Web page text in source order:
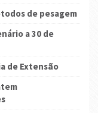
de pesagem
a 30 de
de Extensão